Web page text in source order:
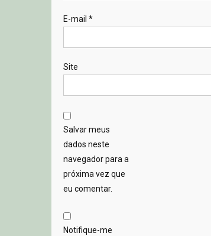
E-mail *
Site
Salvar meus
dados neste
navegador para a
próxima vez que
eu comentar.
Notifique-me